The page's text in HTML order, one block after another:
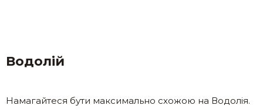
Водолій
Намагайтеся бути максимально схожою на Водолія.